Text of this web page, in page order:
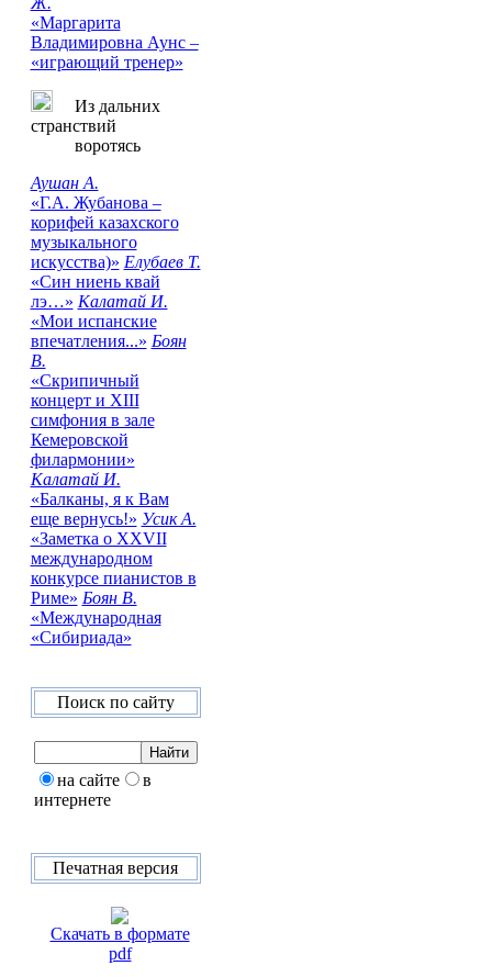
«Маргарита
Владимировна Аунс –
«играющий тренер»
Из дальних
странствий
воротясь
Аушан А.
«Г.А. Жубанова –
корифей казахского
музыкального
искусства)» Елубаев Т.
«Син ниень квай
лэ…» Калатай И.
«Мои испанские
впечатления...» Боян
В.
«Скрипичный
концерт и XIII
симфония в зале
Кемеровской
филармонии»
Калатай И.
«Балканы, я к Вам
еще вернусь!» Усик А.
«Заметка о XXVII
международном
конкурсе пианистов в
Риме» Боян В.
«Международная
«Сибириада»
Поиск по сайту
на сайте
в
интернете
Печатная версия
Скачать в формате
pdf